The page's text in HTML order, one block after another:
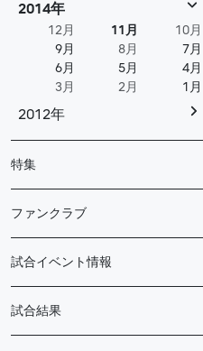
2014年
12月 11月
10月
9月
8月
7月
6月
5月
4月
3月
2月 1月
2012年
特集
ファンクラブ
試合イベント情報
試合結果